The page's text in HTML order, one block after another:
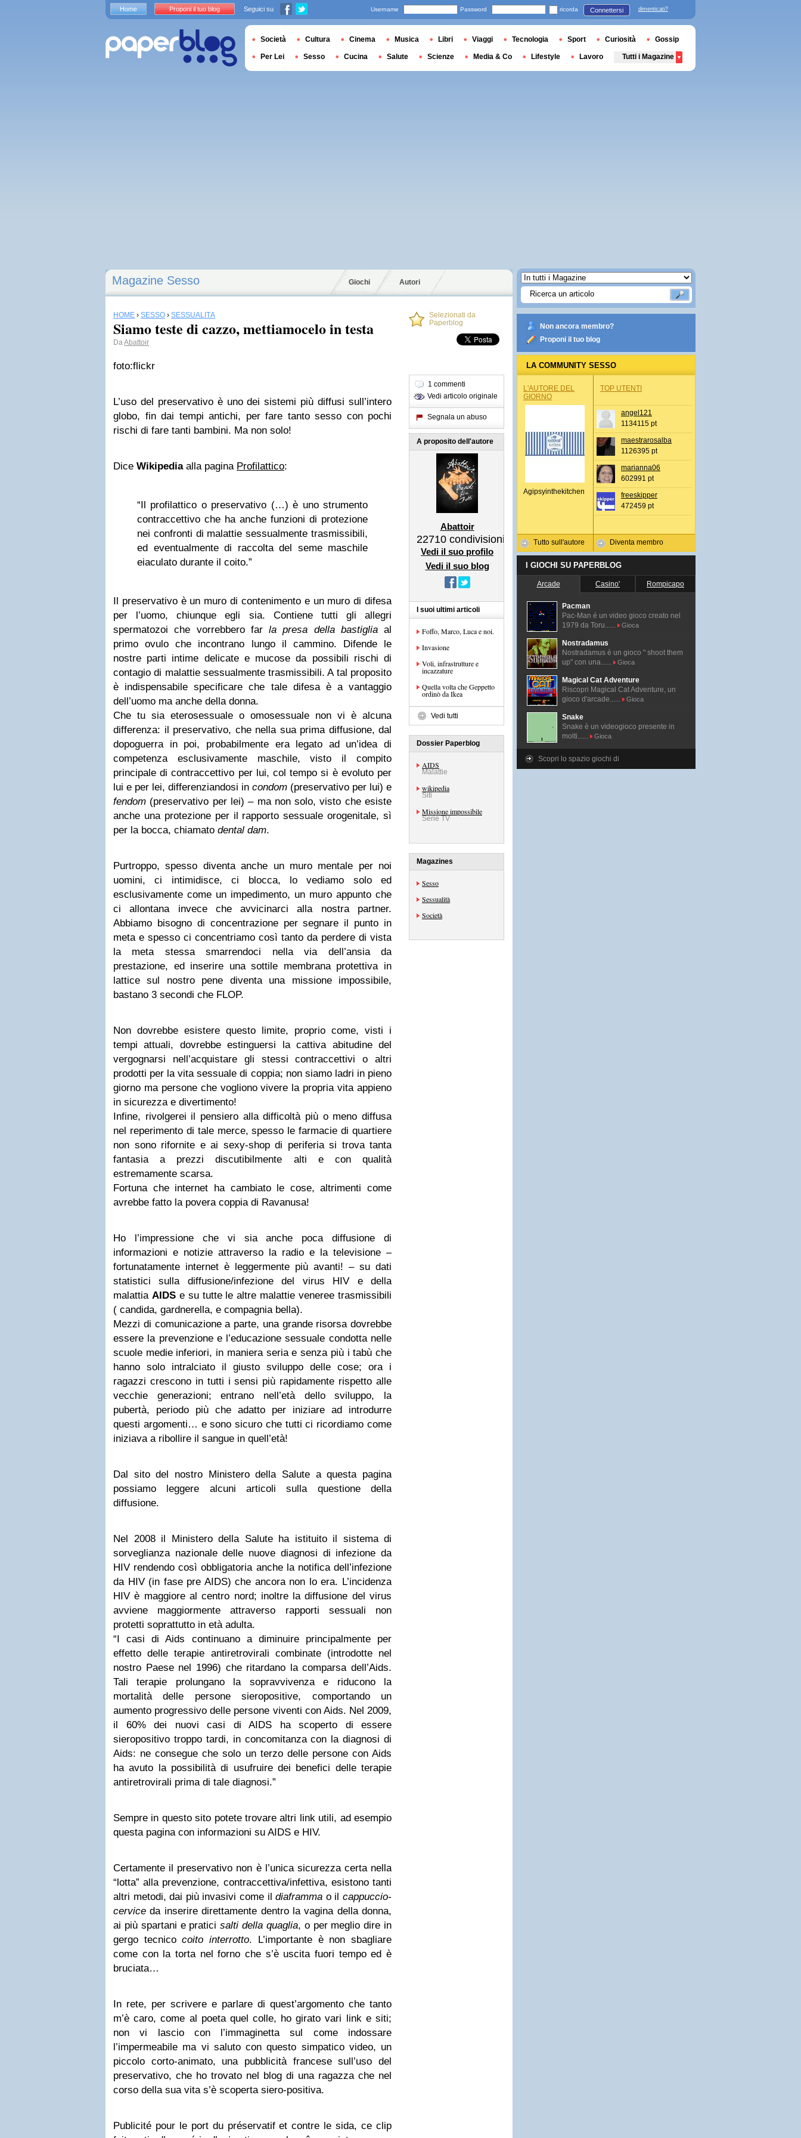
Magazine Sesso Giochi Autori
HOME › SESSO › SESSUALITÀ
Siamo teste di cazzo, mettiamocelo in testa
DaAbattoir
foto:flickr
L’uso del preservativo è uno dei sistemi più diffusi sull’intero
globo, fin dai tempi antichi, per fare tanto sesso con pochi
rischi di fare tanti bambini. Ma non solo!
Dice Wikipediaalla pagina Profilattico:
“Il profilattico o preservativo (…) è uno strumento
contraccettivo che ha anche funzioni di protezione
nei confronti di malattie sessualmente trasmissibili,
ed eventualmente di raccolta del seme maschile
eiaculato durante il coito.”
Il preservativo è un muro di contenimento e un muro di difesa
per l’uomo, chiunque egli sia. Contiene tutti gli allegri
spermatozoi che vorrebbero far la presa della bastigliaal
primo ovulo che incontrano lungo il cammino. Difende le
nostre parti intime delicate e mucose da possibili rischi di
contagio di malattie sessualmente trasmissibili. A tal proposito
è indispensabile specificare che tale difesa è a vantaggio
dell’uomo ma anche della donna.
Che tu sia eterosessuale o omosessuale non vi è alcuna
differenza: il preservativo, che nella sua prima diffusione, dal
dopoguerra in poi, probabilmente era legato ad un’idea di
competenza esclusivamente maschile, visto il compito
principale di contraccettivo per lui, col tempo si è evoluto per
lui e per lei, differenziandosi in condom (preservativo per lui) e
fendom (preservativo per lei) – ma non solo, visto che esiste
anche una protezione per il rapporto sessuale orogenitale, sì
per la bocca, chiamato dental dam.
Purtroppo, spesso diventa anche un muro mentale per noi
uomini, ci intimidisce, ci blocca, lo vediamo solo ed
esclusivamente come un impedimento, un muro appunto che
ci allontana invece che avvicinarci alla nostra partner.
Abbiamo bisogno di concentrazione per segnare il punto in
meta e spesso ci concentriamo così tanto da perdere di vista
la meta stessa smarrendoci nella via dell’ansia da
prestazione, ed inserire una sottile membrana protettiva in
lattice sul nostro pene diventa una missione impossibile,
bastano 3 secondi che FLOP.
Non dovrebbe esistere questo limite, proprio come, visti i
tempi attuali, dovrebbe estinguersi la cattiva abitudine del
vergognarsi nell’acquistare gli stessi contraccettivi o altri
prodotti per la vita sessuale di coppia; non siamo ladri in pieno
giorno ma persone che vogliono vivere la propria vita appieno
in sicurezza e divertimento!
Infine, rivolgerei il pensiero alla difficoltà più o meno diffusa
nel reperimento di tale merce, spesso le farmacie di quartiere
non sono rifornite e ai sexy-shop di periferia si trova tanta
fantasia a prezzi discutibilmente alti e con qualità
estremamente scarsa.
Fortuna che internet ha cambiato le cose, altrimenti come
avrebbe fatto la povera coppia di Ravanusa!
Ho l’impressione che vi sia anche poca diffusione di
informazioni e notizie attraverso la radio e la televisione –
fortunatamente internet è leggermente più avanti! – su dati
statistici sulla diffusione/infezione del virus HIV e della
malattia AIDSe su tutte le altre malattie veneree trasmissibili
( candida, gardnerella, e compagnia bella).
Mezzi di comunicazione a parte, una grande risorsa dovrebbe
essere la prevenzione e l’educazione sessuale condotta nelle
scuole medie inferiori, in maniera seria e senza più i tabù che
hanno solo intralciato il giusto sviluppo delle cose; ora i
ragazzi crescono in tutti i sensi più rapidamente rispetto alle
vecchie generazioni; entrano nell’età dello sviluppo, la
pubertà, periodo più che adatto per iniziare ad introdurre
questi argomenti… e sono sicuro che tutti ci ricordiamo come
iniziava a ribollire il sangue in quell’età!
Dal sito del nostro Ministero della Salute a questa pagina
possiamo leggere alcuni articoli sulla questione della
diffusione.
Nel 2008 il Ministero della Salute ha istituito il sistema di
sorveglianza nazionale delle nuove diagnosi di infezione da
HIV rendendo così obbligatoria anche la notifica dell’infezione
da HIV (in fase pre AIDS) che ancora non lo era. L’incidenza
HIV è maggiore al centro nord; inoltre la diffusione del virus
avviene maggiormente attraverso rapporti sessuali non
protetti soprattutto in età adulta.
“I casi di Aids continuano a diminuire principalmente per
effetto delle terapie antiretrovirali combinate (introdotte nel
nostro Paese nel 1996) che ritardano la comparsa dell’Aids.
Tali terapie prolungano la sopravvivenza e riducono la
mortalità delle persone sieropositive, comportando un
aumento progressivo delle persone viventi con Aids. Nel 2009,
il 60% dei nuovi casi di AIDS ha scoperto di essere
sieropositivo troppo tardi, in concomitanza con la diagnosi di
Aids: ne consegue che solo un terzo delle persone con Aids
ha avuto la possibilità di usufruire dei benefici delle terapie
antiretrovirali prima di tale diagnosi.”
Sempre in questo sito potete trovare altri link utili, ad esempio
questa pagina con informazioni su AIDS e HIV.
Certamente il preservativo non è l’unica sicurezza certa nella
“lotta” alla prevenzione, contraccettiva/infettiva, esistono tanti
altri metodi, dai più invasivi come ildiaframma o ilcappuccio-
cervice da inserire direttamente dentro la vagina della donna,
ai più spartani e praticisalti della quaglia, o per meglio dire in
gergo tecnicocoito interrotto. L’importante è non sbagliare
come con la torta nel forno che s’è uscita fuori tempo ed è
bruciata…
In rete, per scrivere e parlare di quest’argomento che tanto
m’è caro, come al poeta quel colle, ho girato vari link e siti;
non vi lascio con l’immaginetta sul come indossare
l’impermeabile ma vi saluto con questo simpatico video, un
piccolo corto-animato, una pubblicità francese sull’uso del
preservativo, che ho trovato nel blog di una ragazza che nel
corso della sua vita s’è scoperta siero-positiva.
Publicité pour le port du préservatif et contre le sida, ce clip
Selezionati da
Paperblog
1 commenti
Vedi articolo originale
Segnala un abuso
A proposito dell'autore
Abattoir
22710 condivisioni
Vedi il suo profilo
Vedi il suo blog
I suoi ultimi articoli
Foffo, Marco, Luca e noi.
Invasione
Voli, infrastrutture e
incazzature
Quella volta che Geppetto
ordinò da Ikea
Vedi tutti
Dossier Paperblog
AIDS
Malattie
wikipedia
Siti
Missione impossibile
Serie TV
Magazines
Sesso
Sessualità
Società
Non ancora membro?
Proponi il tuo blog
LA COMMUNITY SESSO
L'AUTORE DEL
GIORNO
Agipsyinthekitchen
Tutto sull'autore
TOP UTENTI
angel121
1134115 pt
maestrarosalba
1126395 pt
marianna06
602991 pt
freeskipper
472459 pt
Diventa membro
I GIOCHI SU PAPERBLOG
Arcade Casino' Rompicapo
Pacman
Pac-Man é un video gioco creato nel
1979 da Toru......
Gioca
Nostradamus
Nostradamus è un gioco " shoot them
up" con una......
Gioca
Magical Cat Adventure
Riscopri Magical Cat Adventure, un
gioco d'arcade......
Gioca
Snake
Snake è un videogioco presente in
molti......
Gioca
Scopri lo spazio giochi di
Home Proponi il tuo blog Seguici su Username Password ricorda Connettersi dimenticati?
Società Cultura Cinema Musica Libri Viaggi Tecnologia Sport Curiosità Gossip
Per Lei Sesso Cucina Salute Scienze Media & Co Lifestyle Lavoro Tutti i Magazine